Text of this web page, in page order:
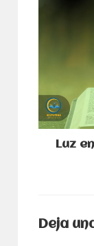
Luz
Deja